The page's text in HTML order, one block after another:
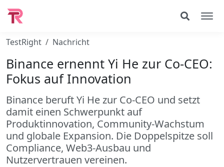
TestRight Nachricht
Binance ernennt Yi He zur Co-CEO:
Fokus auf Innovation
Binance beruft Yi He zur Co-CEO und setzt
damit einen Schwerpunkt auf
Produktinnovation, Community-Wachstum
und globale Expansion. Die Doppelspitze soll
Compliance, Web3-Ausbau und
Nutzervertrauen vereinen.